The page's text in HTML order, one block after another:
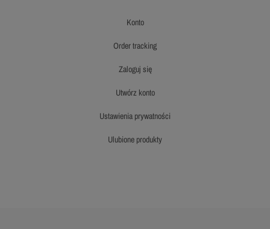
konto
order tracking
zaloguj się
utwórz konto
ustawienia prywatności
ulubione produkty